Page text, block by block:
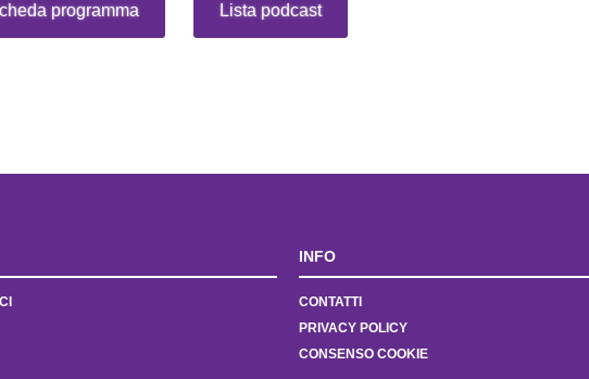
programma Lista podcast
INFO
CONTATTI
PRIVACY POLICY
CONSENSO COOKIE